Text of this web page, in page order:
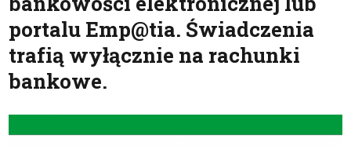
portalu Emp@tia. Świadczenia
trafią wyłącznie na rachunki
bankowe.